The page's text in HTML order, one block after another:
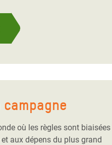
où les règles sont biaisées
aux dépens du plus grand